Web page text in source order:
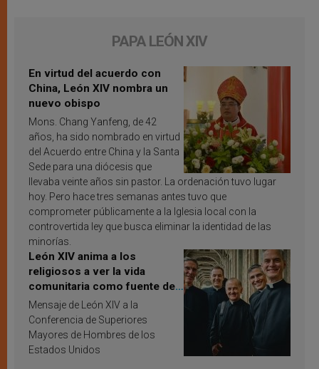
PAPA LEÓN XIV
En virtud del acuerdo con
China, León XIV nombra un
nuevo obispo
Mons. Chang Yanfeng, de 42
años, ha sido nombrado en virtud
del Acuerdo entre China y la Santa
Sede para una diócesis que
llevaba veinte años sin pastor. La ordenación tuvo lugar
hoy. Pero hace tres semanas antes tuvo que
comprometer públicamente a la Iglesia local con la
controvertida ley que busca eliminar la identidad de las
minorías.
León XIV anima a los
religiosos a ver la vida
comunitaria como fuente de
inspiración y santificación
Mensaje de León XIV a la
Conferencia de Superiores
Mayores de Hombres de los
Estados Unidos